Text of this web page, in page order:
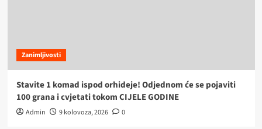
Zanimljivosti
Stavite 1 komad ispod orhideje! Odjednom će se pojaviti
100 grana i cvjetati tokom CIJELE GODINE
Admin 9 kolovoza, 2026 0